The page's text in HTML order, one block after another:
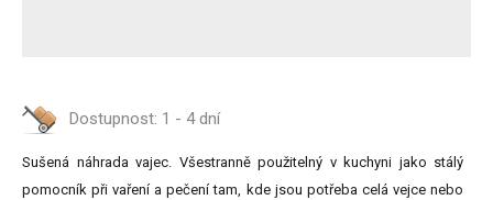
Dostupnost: 1 - 4 dní
Sušená náhrada vajec. Všestranně použitelný v kuchyni jako stálý
pomocník při vaření a pečení tam, kde jsou potřeba celá vejce nebo